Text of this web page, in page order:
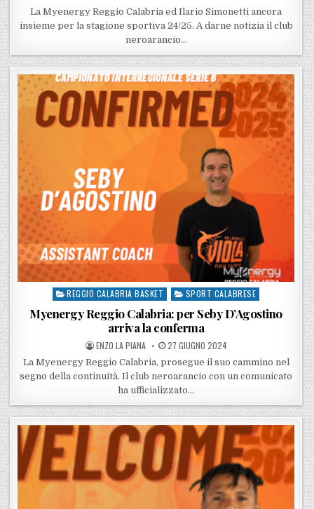
La Myenergy Reggio Calabria ed Ilario Simonetti ancora
insieme per la stagione sportiva 24/25. A darne notizia il club
neroarancio…
Posted in
REGGIO CALABRIA BASKET SPORT CALABRESE
Myenergy Reggio Calabria: per Seby D’Agostino
arriva la conferma
POSTED BY
ENZO LA PIANA POSTED ON
27 GIUGNO 2024
La Myenergy Reggio Calabria, prosegue il suo cammino nel
segno della continuità. Il club neroarancio con un comunicato
ha ufficializzato…